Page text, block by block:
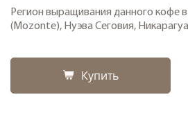
Регион выращивания данного кофе
(Mozonte), Нуэва Сеговия,
Купить